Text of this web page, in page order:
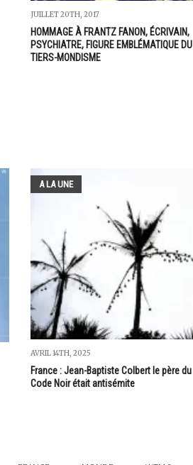
JUILLET 20TH, 2017
HOMMAGE À FRANTZ FANON, ÉCRIVAIN,
PSYCHIATRE, FIGURE EMBLÉMATIQUE DU
TIERS-MONDISME
A LA UNE
AVRIL 14TH, 2025
France : Jean-Baptiste Colbert le père du
Code Noir était antisémite